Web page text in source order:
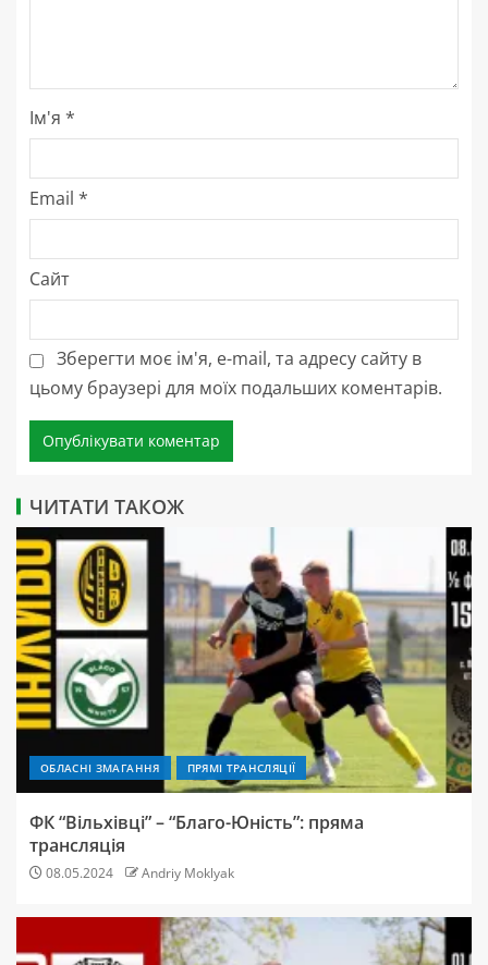
Ім'я *
Email *
Сайт
Зберегти моє ім'я, e-mail, та адресу сайту в
цьому браузері для моїх подальших коментарів.
ЧИТАТИ ТАКОЖ
ОБЛАСНІ ЗМАГАННЯ ПРЯМІ ТРАНСЛЯЦІЇ
ФК “Вільхівці” – “Благо-Юність”: пряма
трансляція
08.05.2024 Andriy Moklyak